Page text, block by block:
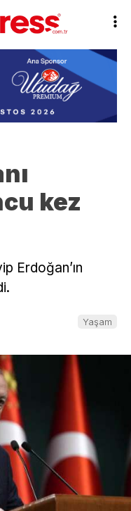
kez
Erdoğan’ın
Yaşam